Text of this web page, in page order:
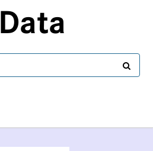
Data